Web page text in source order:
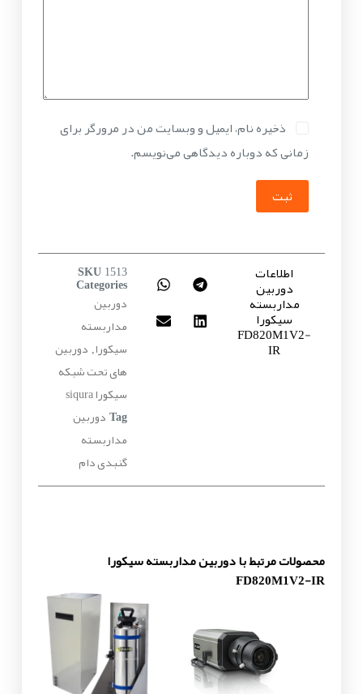
ذخیره نام، ایمیل و وبسایت من در مرورگر برای
زمانی که دوباره دیدگاهی می‌نویسم.
ثبت
اطلاعات
دوربین
مداربسته
سیکورا
FD820M1V2-
IR
SKU 1513
Categories
دوربین
مداربسته
سیکورا, دوربین
های تحت شبکه
سیکورا siqura
Tag دوربین
مداربسته
گنبدی دام
محصولات مرتبط با دوربین مداربسته سیکورا
FD820M1V2-IR